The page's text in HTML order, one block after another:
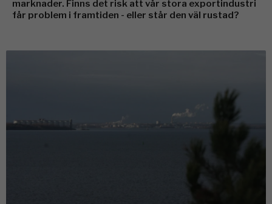
marknader. Finns det risk att vår stora exportindustri
får problem i framtiden - eller står den väl rustad?